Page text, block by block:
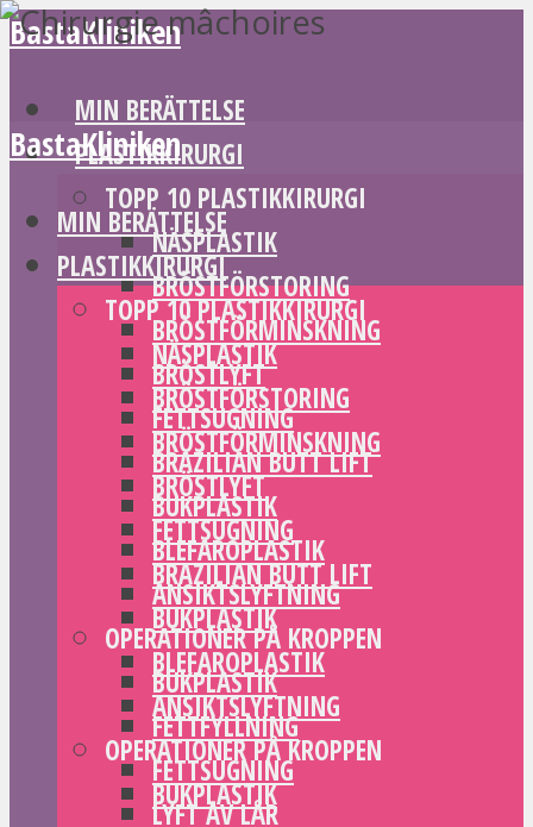
BastaKliniken
MIN BERÄTTELSE
PLASTIKKIRURGI
TOPP 10 PLASTIKKIRURGI
NÄSPLASTIK
BRÖSTFÖRSTORING
BRÖSTFÖRMINSKNING
BRÖSTLYFT
FETTSUGNING
BRAZILIAN BUTT LIFT
BUKPLASTIK
BLEFAROPLASTIK
ANSIKTSLYFTNING
OPERATIONER PÅ KROPPEN
BUKPLASTIK
FETTFYLLNING
FETTSUGNING
LYFT AV LÅR
BastaKliniken
MIN BERÄTTELSE
PLASTIKKIRURGI
TOPP 10 PLASTIKKIRURGI
NÄSPLASTIK
BRÖSTFÖRSTORING
BRÖSTFÖRMINSKNING
BRÖSTLYFT
FETTSUGNING
BRAZILIAN BUTT LIFT
BUKPLASTIK
BLEFAROPLASTIK
ANSIKTSLYFTNING
OPERATIONER PÅ KROPPEN
BUKPLASTIK